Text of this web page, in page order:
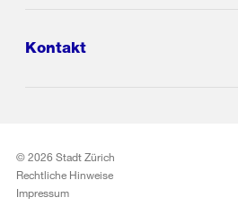
Kontakt
© 2026 Stadt Zürich
Rechtliche Hinweise
Impressum